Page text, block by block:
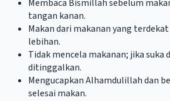
Membaca Bismillah sebelum
tangan kanan.
Makan dari makanan yang
lebihan.
Tidak mencela makanan; jika suka
ditinggalkan.
Mengucapkan Alhamdulillah dan
selesai makan.